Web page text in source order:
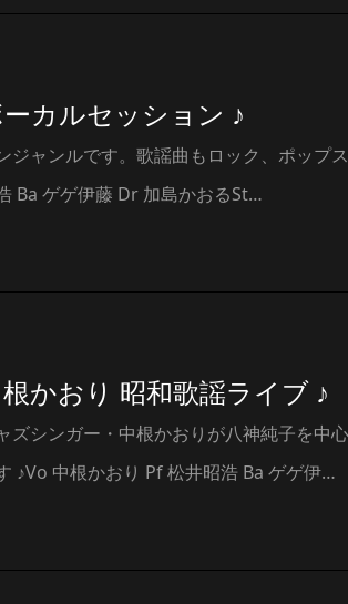
カルセッション ♪
ジャンルです。歌謡曲もロック、ポップ
Ba ゲゲ伊藤 Dr 加島かおるSt…
かおり 昭和歌謡ライブ ♪
ズシンガー・中根かおりが八神純子を中
♪Vo 中根かおり Pf 松井昭浩 Ba ゲゲ伊…